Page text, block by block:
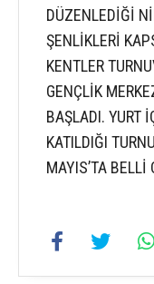
DÜZENLEDİĞİ
ŞENLİKLERİ
KENTLER
GENÇLİK
BAŞLADI. YURT
KATILDIĞI
MAYIS’TA BELLİ